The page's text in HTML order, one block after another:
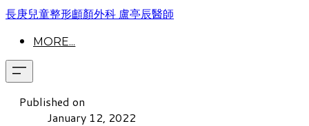
長庚兒童整形顱顏外科 盧亭辰醫師
MORE...
Published on
January 12, 2022